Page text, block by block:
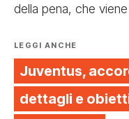
della pena, che
LEGGI ANCHE
Juventus,
dettagli e